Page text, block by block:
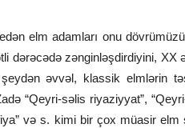
elm adamları onu
dərəcədə zənginləşdirdiyini, XX
əvvəl, klassik elmlərin
“Qeyri-səlis riyaziyyat”,
və s. kimi bir çox müasir elm